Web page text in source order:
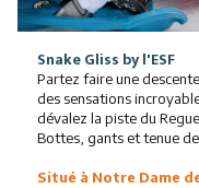
Snake Gliss by l'ESF
Partez faire une
des sensations
dévalez la piste du
Bottes, gants et tenue de
Situé à Notre Dame